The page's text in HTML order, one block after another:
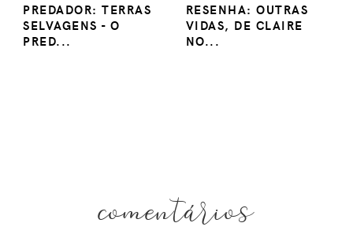
PREDADOR: TERRAS
SELVAGENS - O
PRED...
RESENHA: OUTRAS
VIDAS, DE CLAIRE
NO...
comentários